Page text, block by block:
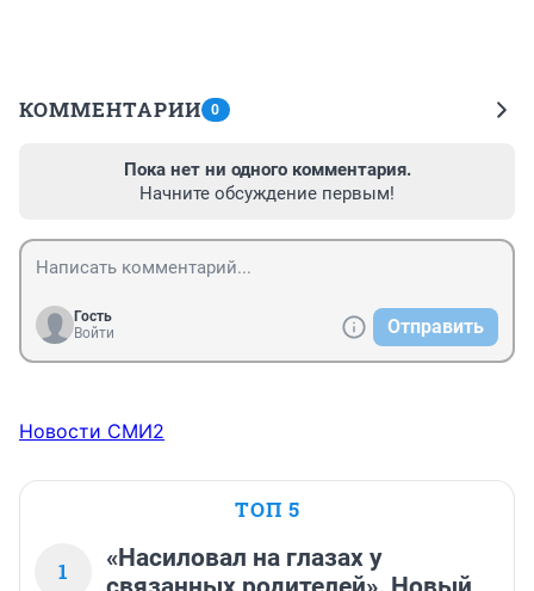
КОММЕНТАРИИ 0
Пока нет ни одного комментария.
Начните обсуждение первым!
Гость
Войти
Отправить
Новости СМИ2
ТОП 5
1
«Насиловал на глазах у